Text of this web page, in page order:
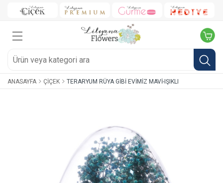
ANASAYFA ÇIÇEK TERARYUM RÜYA GIBI EVIMIZ MAVI-IŞIKLI